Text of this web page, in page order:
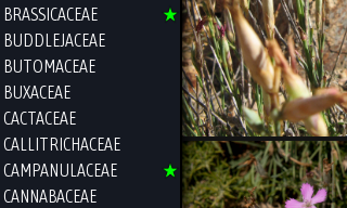
BRASSICACEAE
BUDDLEJACEAE
BUTOMACEAE
BUXACEAE
CACTACEAE
CALLITRICHACEAE
CAMPANULACEAE
CANNABACEAE